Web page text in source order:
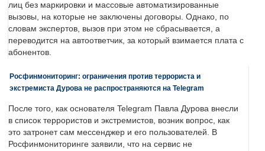
лиц без маркировки и массовые автоматизированные
вызовы, на которые не заключены договоры. Однако, по
словам экспертов, вызов при этом не сбрасывается, а
переводится на автоответчик, за который взимается плата с
абонентов.
Росфинмониторинг: ограничения против террориста и
экстремиста Дурова не распространяются на Telegram
После того, как основателя Telegram Павла Дурова внесли
в список террористов и экстремистов, возник вопрос, как
это затронет сам мессенджер и его пользователей. В
Росфинмониторинге заявили, что на сервис не